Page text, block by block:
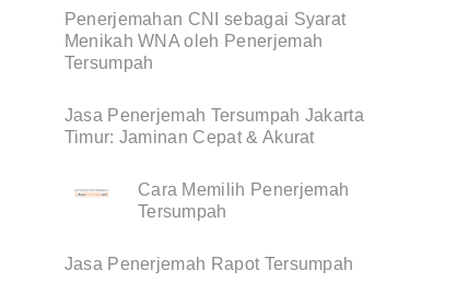
Penerjemahan CNI sebagai Syarat
Menikah WNA oleh Penerjemah
Tersumpah
Jasa Penerjemah Tersumpah Jakarta
Timur: Jaminan Cepat & Akurat
Cara Memilih Penerjemah
Tersumpah
Jasa Penerjemah Rapot Tersumpah